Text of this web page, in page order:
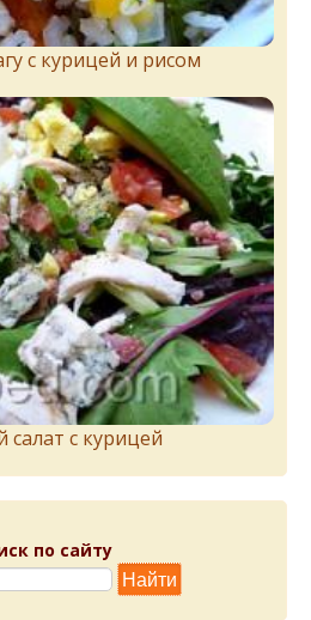
с курицей и рисом
салат с курицей
по сайту